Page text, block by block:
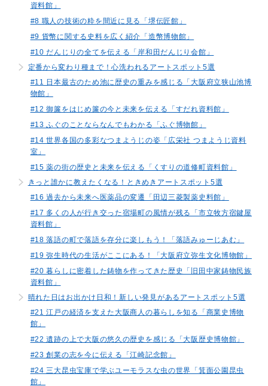
資料館」
#8 職人の技術の粋を間近に見る「堺伝匠館」
#9 貨幣に関する史料を広く紹介「造幣博物館」
#10 だんじりの全てを伝える「岸和田だんじり会館」
定番から変わり種まで！心洗われるアートスポット5選
#11 日本最古のため池に歴史の重みを感じる「大阪府立狭山池博
物館」
#12 御簾をはじめ簾の今と未来を伝える「すだれ資料館」
#13 ふぐのことならなんでもわかる「ふぐ博物館」
#14 世界各国の多彩なつまようじの姿「広栄社 つまようじ資料
室」
#15 薬の街の歴史と未来を伝える「くすりの道修町資料館」
きっと誰かに教えたくなる！ときめきアートスポット5選
#16 過去から未来へ医薬品の変遷「田辺三菱製薬史料館」
#17 多くの人が行き交った宿場町の風情が残る「市立牧方宿鍵屋
資料館」
#18 落語の町で落語を存分に楽しもう！「落語みゅーじあむ」
#19 弥生時代の生活がここにある！「大阪府立弥生文化博物館」
#20 暮らしに密着した鋳物を作ってきた歴史「旧田中家鋳物民族
資料館」
晴れた日はお出かけ日和！新しい発見があるアートスポット5選
#21 江戸の経済を支えた大阪商人の暮らしを知る「商業史博物
館」
#22 遺跡の上で大阪の悠久の歴史を感じる「大阪歴史博物館」
#23 創業の志を今に伝える「江崎記念館」
#24 三大昆虫宝庫で学ぶユーモラスな虫の世界「箕面公園昆虫
館」